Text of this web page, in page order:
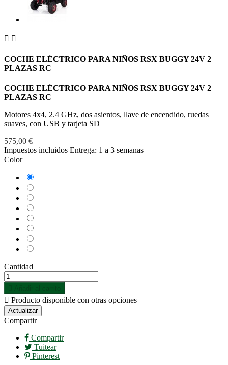
 
COCHE ELÉCTRICO PARA NIÑOS RSX BUGGY 24V 2
PLAZAS RC
COCHE ELÉCTRICO PARA NIÑOS RSX BUGGY 24V 2
PLAZAS RC
Motores 4x4, 2.4 GHz, dos asientos, llave de encendido, ruedas
suaves, con USB y tarjeta SD
575,00 €
Impuestos incluidos Entrega: 1 a 3 semanas
Color
Cantidad
 Producto disponible con otras opciones
Compartir
Compartir
Tuitear
Pinterest